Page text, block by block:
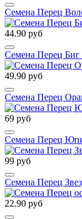
Семена Перец
44.90 руб
Семена Перец Биг
49.90 руб
Семена Перец
69 руб
Семена Перец
99 руб
Семена Перец
22.90 руб